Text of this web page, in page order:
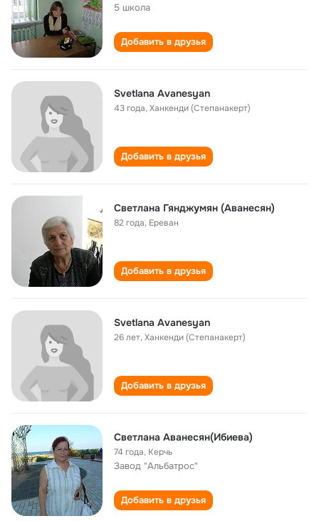
5 школа
Добавить в друзья
Svetlana Avanesyan
43 года,Ханкенди (Степанакерт)
Добавить в друзья
Светлана Гянджумян (Аванесян)
82 года, Ереван
Добавить в друзья
Svetlana Avanesyan
26 лет,Ханкенди (Степанакерт)
Добавить в друзья
Светлана Аванесян(Ибиева)
74 года, Керчь
Завод "Альбатрос"
Добавить в друзья